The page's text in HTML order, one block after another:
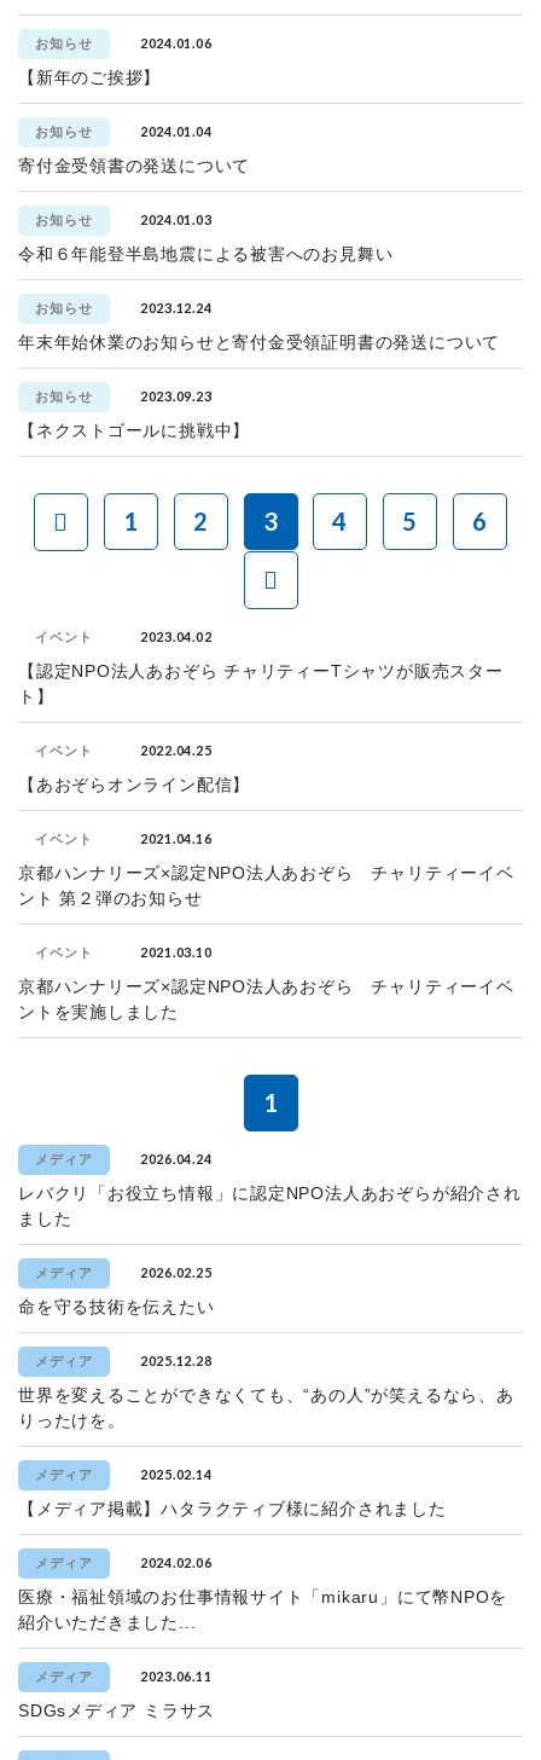
お知らせ 2024.01.06
【新年のご挨拶】
お知らせ 2024.01.04
寄付金受領書の発送について
お知らせ 2024.01.03
令和６年能登半島地震による被害へのお見舞い
お知らせ 2023.12.24
年末年始休業のお知らせと寄付金受領証明書の発送について
お知らせ 2023.09.23
【ネクストゴールに挑戦中】
1 2 3 4 5 6
イベント 2023.04.02
【認定NPO法人あおぞら チャリティーTシャツが販売スター
ト】
イベント 2022.04.25
【あおぞらオンライン配信】
イベント 2021.04.16
京都ハンナリーズ×認定NPO法人あおぞら チャリティーイベ
ント 第２弾のお知らせ
イベント 2021.03.10
京都ハンナリーズ×認定NPO法人あおぞら チャリティーイベ
ントを実施しました
1
メディア 2026.04.24
レバクリ「お役立ち情報」に認定NPO法人あおぞらが紹介され
ました
メディア 2026.02.25
命を守る技術を伝えたい
メディア 2025.12.28
世界を変えることができなくても、“あの人”が笑えるなら、あ
りったけを。
メディア 2025.02.14
【メディア掲載】ハタラクティブ様に紹介されました
メディア 2024.02.06
医療・福祉領域のお仕事情報サイト「mikaru」にて幣NPOを
紹介いただきました...
メディア 2023.06.11
SDGsメディア ミラサス